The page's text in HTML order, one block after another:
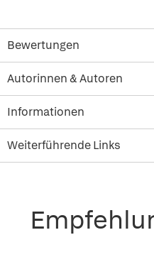
Bewertungen
Autorinnen & Autoren
Informationen
Weiterführende Links